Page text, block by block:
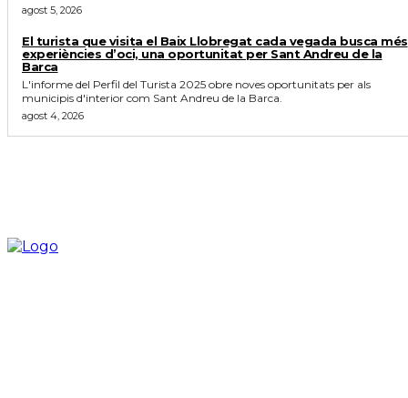
agost 5, 2026
El turista que visita el Baix Llobregat cada vegada busca més
experiències d’oci, una oportunitat per Sant Andreu de la
Barca
L'informe del Perfil del Turista 2025 obre noves oportunitats per als
municipis d'interior com Sant Andreu de la Barca.
agost 4, 2026